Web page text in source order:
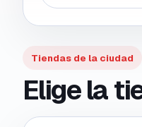
Tiendas de la ciudad
Elige la